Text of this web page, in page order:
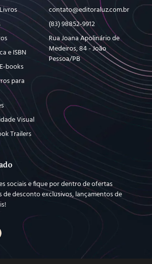
e ISBN
books
para
Visual
Trailers
contato@editoraluz.com.br
(83) 98852-9912
Rua Joana Apolinário de
Medeiros, 84 - João
Pessoa/PB
sociais e fique por dentro de ofertas
de desconto exclusivos, lançamentos de